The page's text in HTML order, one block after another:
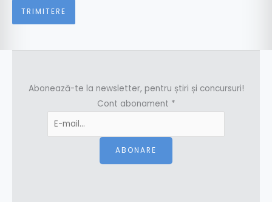
Abonează-te la newsletter, pentru știri și concursuri!
Cont abonament *
ABONARE